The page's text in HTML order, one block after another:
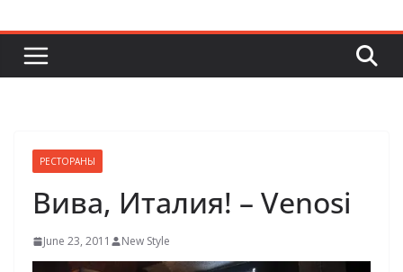
РЕСТОРАНЫ
Вива, Италия! – Venosi
June 23, 2011 New Style